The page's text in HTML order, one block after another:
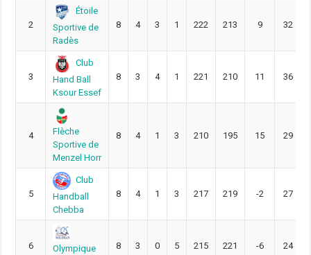
2
Étoile
Sportive de
Radès
8 4 3 1 222 213 9 32
3
Club
Hand Ball
Ksour Essef
8 3 4 1 221 210 11 36
4
Flèche
Sportive de
Menzel Horr
8 4 1 3 210 195 15 29
5
Club
Handball
Chebba
8 4 1 3 217 219 -2 27
6
Olympique
8 3 0 5 215 221 -6 24